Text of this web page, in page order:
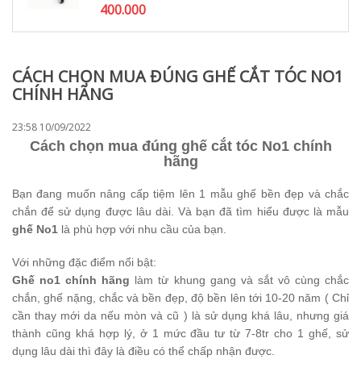
400.000
CÁCH CHỌN MUA ĐÚNG GHẾ CẮT TÓC NO1
CHÍNH HÃNG
23:58 10/09/2022
Cách chọn mua đúng ghế cắt tóc No1 chính
hãng
Bạn đang muốn nâng cấp tiệm lên 1 mẫu ghế bền đẹp và chắc
chắn để sử dụng được lâu dài. Và bạn đã tìm hiểu được là mẫu
ghế No1 là phù hợp với nhu cầu của bạn.
Với những đặc điểm nổi bật:
Ghế no1 chính hãng làm từ khung gang và sắt vô cùng chắc
chắn, ghế nặng, chắc và bền đẹp, độ bền lên tới 10-20 năm ( Chỉ
cần thay mới da nếu mòn và cũ ) là sử dụng khá lâu, nhưng giá
thành cũng khá hợp lý, ở 1 mức đầu tư từ 7-8tr cho 1 ghế, sử
dụng lâu dài thì đây là điều có thể chấp nhận được.